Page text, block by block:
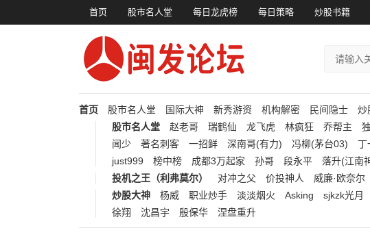
首页 股市名人堂 每日龙虎榜 每日策略 炒股书籍
首页 股市名人堂 国际大神 新秀游资 机构解密 民间隐士 炒
股市名人堂
赵老哥 瑞鹤仙 龙飞虎 林疯狂 乔帮主
闻少
著名刺客 一招鲜 深南哥(有力) 冯柳(茅台03) 丁
just999
榜中榜 成都3万起家 孙哥 段永平 落升(江南
投机之王（利弗莫尔）
对冲之父 价投神人 威廉·欧奈尔
炒股大神
杨威 职业炒手 淡淡烟火 Asking sjkzk光月
徐翔
沈昌宇 殷保华 涅盘重升